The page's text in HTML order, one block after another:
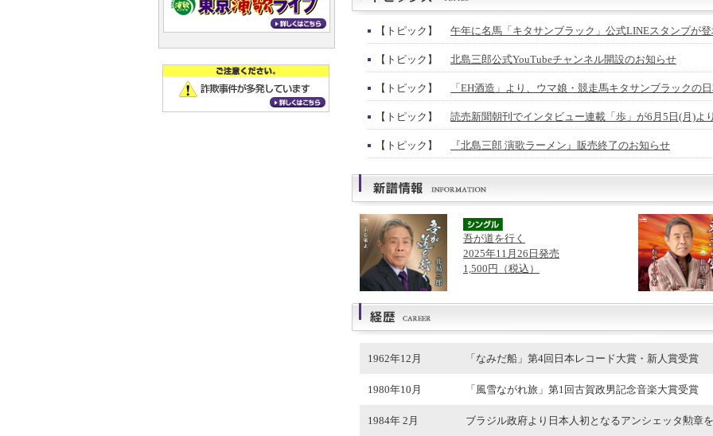
【トピック】 午年に名馬「キタサンブラック」公式LINEスタンプが登
【トピック】 北島三郎公式YouTubeチャンネル開設のお知らせ
【トピック】 「EH酒造」より、ウマ娘・競走馬キタサンブラックの
【トピック】 読売新聞朝刊でインタビュー連載「歩」が6月5日(月)よ
【トピック】 『北島三郎 演歌ラーメン』販売終了のお知らせ
吾が道を行く
2025年11月26日発売
1,500円（税込）
1962年12月 「なみだ船」第4回日本レコード大賞・新人賞受賞
1980年10月 「風雪ながれ旅」第1回古賀政男記念音楽大賞受賞
1984年 2月 ブラジル政府より日本人初となるアンシェッタ勲章